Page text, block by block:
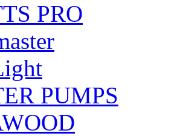
PRO
PUMPS